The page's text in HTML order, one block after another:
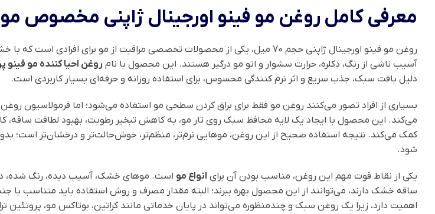
معرفی کامل روغن مو فینو اورجینال ژاپنی
روغن مو فینو اورجینال ژاپنی حجم 70 میل، یکی از محصولات تخصصی مراقبت از مو برای
آسیب ناشی از رنگ، دکلره، حرارت سشوار و اتو مو درگیر هستند. این محصول با نام روغن احیا کننده مو فینو
دلیل بافت سبک، جذب سریع و اثر نرم کنندگی محسوس، برای استفاده روزانه و حرفه‌ای بسیار کاربردی است.
بسیاری از افراد تصور می‌کنند روغن مو فقط برای براق کردن سطحی مو استفاده می‌شود؛ اما فرمولاسیون
می‌کند. این محصول با ایجاد یک لایه محافظ سبک روی تار مو، به کاهش تبخیر رطوبت، بهبود لطافت
کمک می‌کند. نتیجه استفاده صحیح از این روغن، موهایی نرم‌تر، منظم‌تر، خوش‌حالت‌تر و درخشان‌تر است؛
شود.
یکی از نقاط قوت مهم این روغن، مناسب بودن آن برای انواع مو است. موهای خشک، آسیب دیده، رنگ شده،
ساقه خشک دارند، می‌توانند از این محصول بهره ببرند؛ البته مقدار مصرف و روش استفاده باید متناسب با
اهمیت دارد، زیرا یک روغن سبک و چندمنظوره می‌تواند در پایان خدماتی مانند کراتین، بوتاکس مو، پروتئین